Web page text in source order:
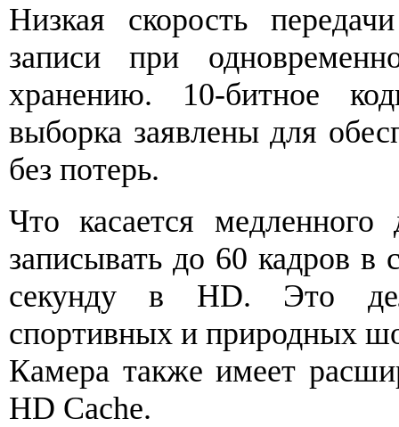
Низкая скорость
записи при
хранению. 10-битное
выборка заявлены для
без потерь.
Что касается
записывать до 60 кадров
секунду в HD. Это
спортивных и природных
Камера также имеет
HD Cache.